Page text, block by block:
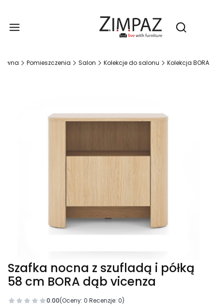
Otwórz
Pomieszczenia Salon Kolekcje do salonu Kolekcja BORA
Szafka nocna z szufladą i półką
58 cm BORA dąb vicenza
0.00(Oceny: 0 Recenzje: 0)